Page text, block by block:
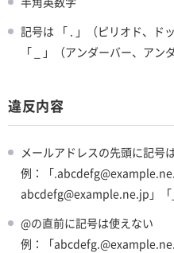
記号は 「 . 」（ピリオド、ド
「 _ 」（アンダーバー、ア
違反内容
メールアドレスの先頭に記号
例：「
abcdefg@example.ne.jp」
@の直前に記号は使えない
例：「